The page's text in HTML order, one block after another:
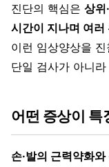
진단의 핵심은 상위
시간이 지나며 여러
이런 임상양상을
단일 검사가 아니
어떤 증상이 특
손·발의 근력약화